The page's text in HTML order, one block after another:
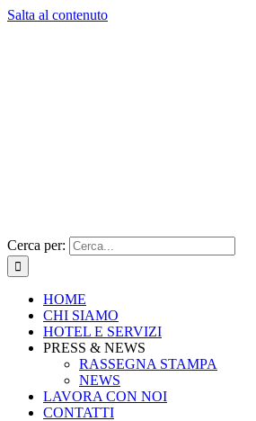
Salta al contenuto
Cerca per:
HOME
CHI SIAMO
HOTEL E SERVIZI
PRESS & NEWS
RASSEGNA STAMPA
NEWS
LAVORA CON NOI
CONTATTI